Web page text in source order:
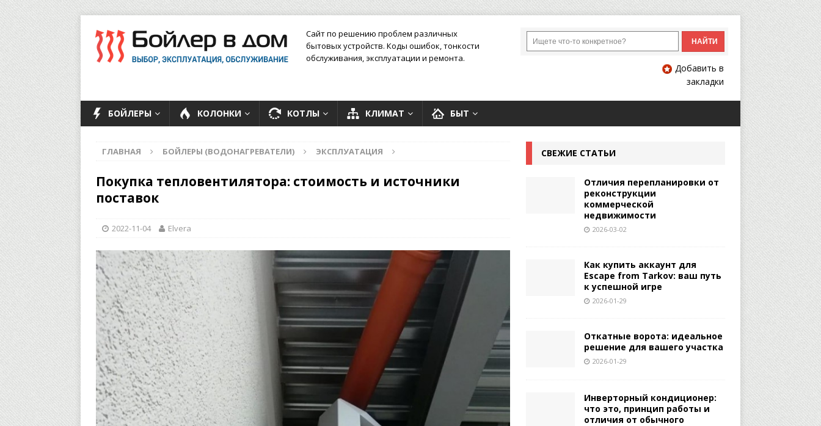
Сайт по решению проблем различных
бытовых устройств. Коды ошибок, тонкости
обслуживания, эксплуатации и ремонта.
Добавить в
закладки
БОЙЛЕРЫ КОЛОНКИ КОТЛЫ КЛИМАТ БЫТ
ГЛАВНАЯ БОЙЛЕРЫ (ВОДОНАГРЕВАТЕЛИ) ЭКСПЛУАТАЦИЯ
Покупка тепловентилятора: стоимость и источники
поставок
2022-11-04 Elvera
СВЕЖИЕ СТАТЬИ
Отличия перепланировки от
реконструкции
коммерческой
недвижимости
2026-03-02
Как купить аккаунт для
Escape from Tarkov: ваш путь
к успешной игре
2026-01-29
Откатные ворота: идеальное
решение для вашего участка
2026-01-29
Инверторный кондиционер:
что это, принцип работы и
отличия от обычного